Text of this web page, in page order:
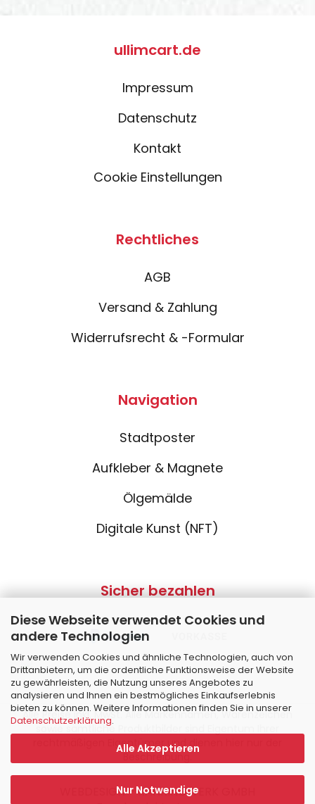
Diese Webseite verwendet Cookies und
andere Technologien
Wir verwenden Cookies und ähnliche Technologien, auch von
Drittanbietern, um die ordentliche Funktionsweise der Website
zu gewährleisten, die Nutzung unseres Angebotes zu
analysieren und Ihnen ein bestmögliches Einkaufserlebnis
bieten zu können. Weitere Informationen finden Sie in unserer
Datenschutzerklärung.
Alle Akzeptieren
Nur Notwendige
ullimcart.de
Impressum
Datenschutz
Kontakt
Cookie Einstellungen
Rechtliches
AGB
Versand & Zahlung
Widerrufsrecht & -Formular
Navigation
Stadtposter
Aufkleber & Magnete
Ölgemälde
Digitale Kunst (NFT)
Sicher bezahlen
WEBDESIGN – RANKINGWERK GMBH
Alle Preise inkl. MwSt. Alle Markennamen, Warenzeichen
sowie sämtliche Produktbilder sind Eigentum Ihrer
rechtmäßigen Eigentümer und dienen hier nur der
Beschreibung.